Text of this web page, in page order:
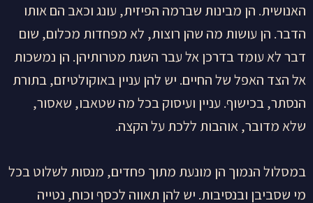
האנושית. הן מבינות שברמה הפיזית, עונג וכאב הם אותו
הדבר. הן עושות מה שהן רוצות, לא מפחדות מכלום, שום
דבר לא עומד בדרכן אל עבר השגת מטרותיהן. הן נמשכות
אל הצד האפל של החיים. יש להן עניין באוקולטיזם, בתורת
הנסתר, בכישוף. עניין ועיסוק בכל מה שטאבו, שאסור,
שלא מדובר, אוהבות ללכת על הקצה.
במסלול הנמוך הן מונעת מתוך פחדים, מנסות לשלוט בכל
מי שסביבן ובנסיבות. יש להן תאווה לכסף וכוח, נטייה